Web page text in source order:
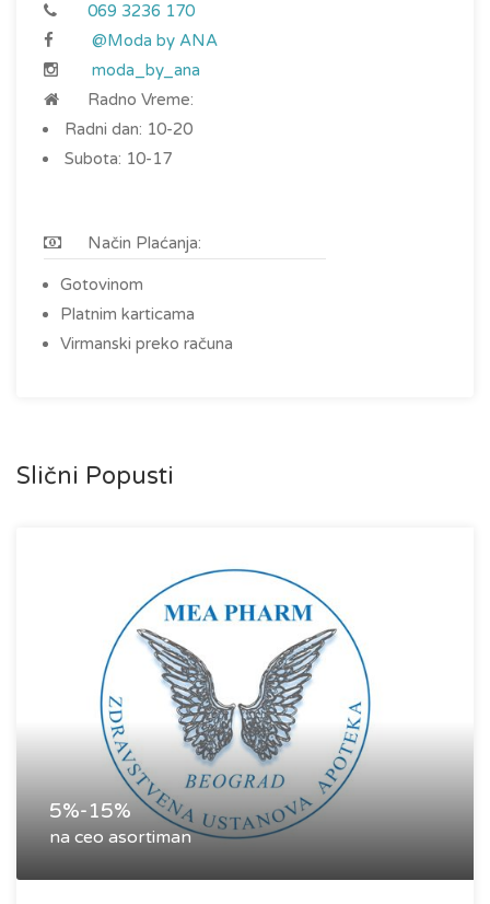
069 3236 170
@Moda by ANA
moda_by_ana
Radno Vreme:
Radni dan: 10-20
Subota: 10-17
Način Plaćanja:
Gotovinom
Platnim karticama
Virmanski preko računa
Slični Popusti
5%-15%
na ceo asortiman